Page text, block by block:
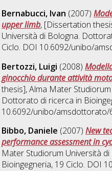
Bernabucci, Ivan (2007)
upper limb, [Dissertation
Università di Bologna.
Ciclo. DOI 10.6092/unibo/
Bertozzi, Luigi (2008)
ginocchio durante attività
thesis], Alma Mater
Dottorato di ricerca in
10.6092/unibo/amsdottorato/
Bibbo, Daniele (2007)New
performance assessment in
Mater Studiorum Università
Bioingegneria, 19 Ciclo. DOI